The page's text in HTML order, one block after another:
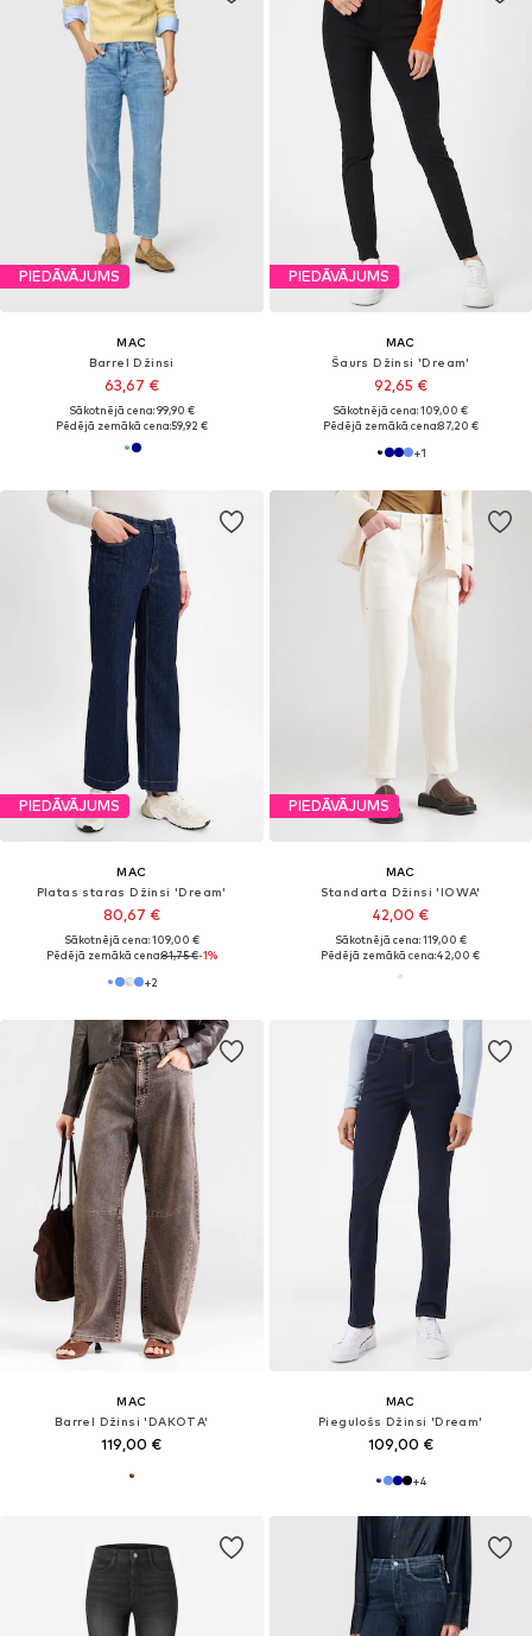
PIEDĀVĀJUMS
MAC
Barrel Džinsi
63,67 €
Sākotnējā cena: 99,90 €
Pēdējā zemākā cena:59,92 €
PIEDĀVĀJUMS
MAC
Šaurs Džinsi 'Dream'
92,65 €
Sākotnējā cena: 109,00 €
Pēdējā zemākā cena:87,20 €
+1
PIEDĀVĀJUMS
MAC
Platas staras Džinsi 'Dream'
80,67 €
Sākotnējā cena: 109,00 €
Pēdējā zemākā cena:81,75 €-1%
+2
PIEDĀVĀJUMS
MAC
Standarta Džinsi 'IOWA'
42,00 €
Sākotnējā cena: 119,00 €
Pēdējā zemākā cena:42,00 €
MAC
Barrel Džinsi 'DAKOTA'
119,00 €
MAC
Piegulošs Džinsi 'Dream'
109,00 €
+4